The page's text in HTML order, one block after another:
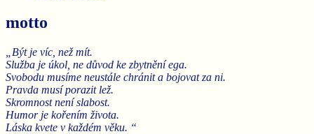
motto
„Být je víc, než mít.
Služba je úkol, ne důvod ke zbytnění ega.
Svobodu musíme neustále chránit a bojovat za ni.
Pravda musí porazit lež.
Skromnost není slabost.
Humor je kořením života.
Láska kvete v každém věku. “